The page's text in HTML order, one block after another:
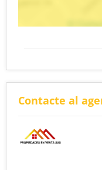
Contacte al